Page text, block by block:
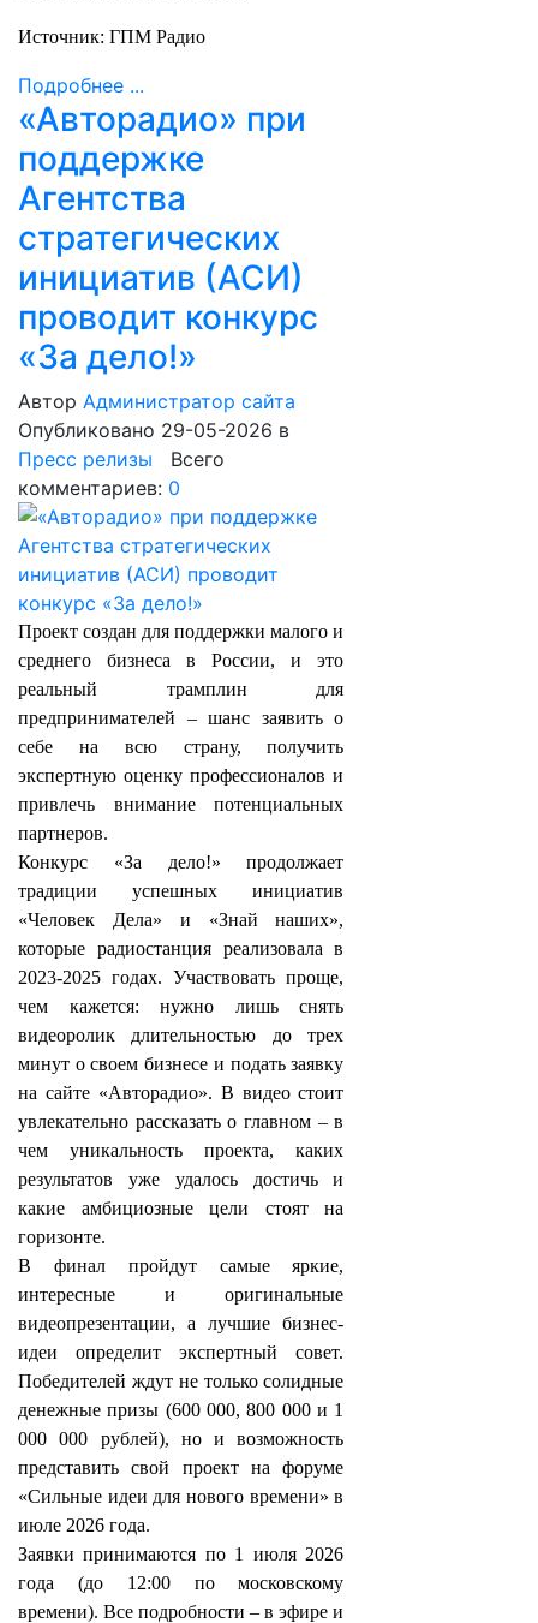
Источник: ГПМ Радио
Подробнее ...
«Авторадио» при
поддержке
Агентства
стратегических
инициатив (АСИ)
проводит конкурс
«За дело!»
Автор Администратор сайта
Опубликовано 29-05-2026 в
Пресс релизы Всего
комментариев: 0
Проект создан для поддержки малого и
среднего бизнеса в России, и это
реальный трамплин для
предпринимателей – шанс заявить о
себе на всю страну, получить
экспертную оценку профессионалов и
привлечь внимание потенциальных
партнеров.
Конкурс «За дело!» продолжает
традиции успешных инициатив
«Человек Дела» и «Знай наших»,
которые радиостанция реализовала в
2023-2025 годах. Участвовать проще,
чем кажется: нужно лишь снять
видеоролик длительностью до трех
минут о своем бизнесе и подать заявку
на сайте «Авторадио». В видео стоит
увлекательно рассказать о главном – в
чем уникальность проекта, каких
результатов уже удалось достичь и
какие амбициозные цели стоят на
горизонте.
В финал пройдут самые яркие,
интересные и оригинальные
видеопрезентации, а лучшие бизнес-
идеи определит экспертный совет.
Победителей ждут не только солидные
денежные призы (600 000, 800 000 и 1
000 000 рублей), но и возможность
представить свой проект на форуме
«Сильные идеи для нового времени» в
июле 2026 года.
Заявки принимаются по 1 июля 2026
года (до 12:00 по московскому
времени). Все подробности – в эфире и